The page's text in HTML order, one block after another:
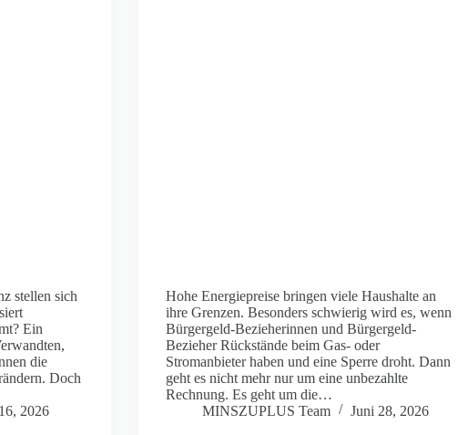
stellen sich
Ein
die
Doch
2026
Hohe Energiepreise bringen viele Haushalte an
ihre Grenzen. Besonders schwierig wird es, wenn
Bürgergeld-Bezieherinnen und Bürgergeld-
Bezieher Rückstände beim Gas- oder
Stromanbieter haben und eine Sperre droht. Dann
geht es nicht mehr nur um eine unbezahlte
Rechnung. Es geht um die…
MINSZUPLUS Team
Juni 28, 2026